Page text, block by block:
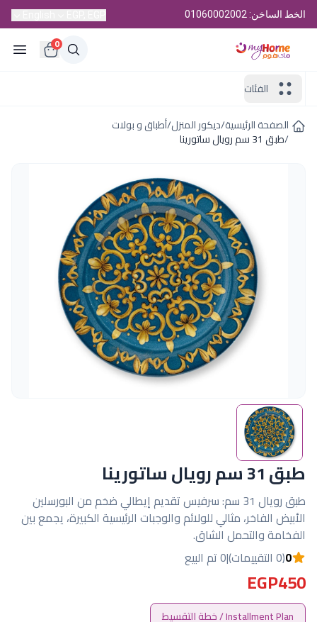
الخط الساخن: 01060002002
0
الفئات
الصفحة الرئيسية/ديكور المنزل/أطباق و بولات
/طبق 31 سم رويال ساتورينا
طبق 31 سم رويال ساتورينا
طبق رويال 31 سم: سرفيس تقديم إيطالي ضخم من البورسلين
الأبيض الفاخر، مثالي للولائم والوجبات الرئيسية الكبيرة، يجمع بين
الفخامة والتحمل الشاق.
0(0 التقييمات) |0 تم البيع
EGP450
Installment Plan / خطة التقسيط